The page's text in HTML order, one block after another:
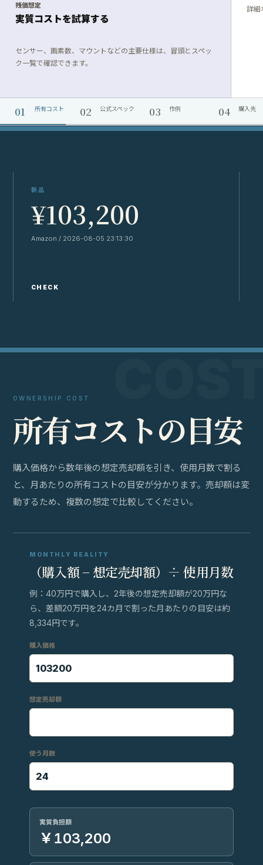
残価想定
実質コストを試算する
センサー、画素数、マウントなどの主要仕様は、冒頭とスペッ
ク一覧で確認できます。
詳細
01 所有コスト 02 公式スペック 03 作例 04 購入先
新品
¥103,200
Amazon / 2026-08-05 23:13:30
CHECK
OWNERSHIP COST
所有コス トの目安
購入価格から数年後の想定売却額を引き、使用月数で割る
と、月あたりの所有コストの目安が分かります。売却額は変
動するため、複数の想定で比較してください。
MONTHLY REALITY
（購入額 − 想定売却額）÷ 使用月数
例：40万円で購入し、2年後の想定売却額が20万円な
ら、差額20万円を24カ月で割った月あたりの目安は約
8,334円です。
購入価格
想定売却額
使う月数
実質負担額
￥103,200